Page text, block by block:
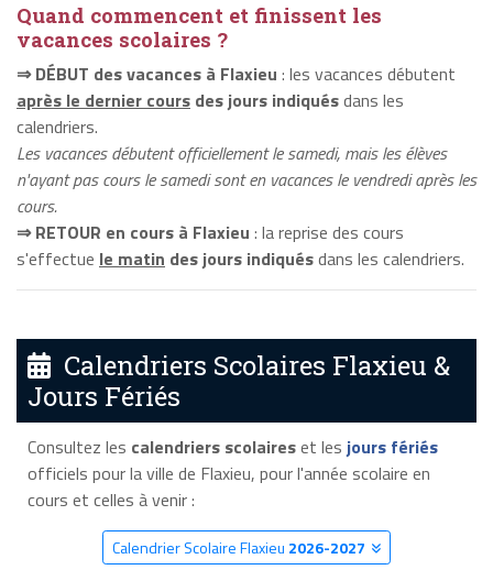
Quand commencent et finissent les
vacances scolaires ?
⇒ DÉBUT des vacances à Flaxieu : les vacances débutent
après le dernier cours des jours indiquésdans les
calendriers.
Les vacances débutent officiellement le samedi, mais les élèves
n'ayant pas cours le samedi sont en vacances le vendredi après les
cours.
⇒ RETOUR en cours à Flaxieu : la reprise des cours
s'effectue le matin des jours indiquésdans les calendriers.
Calendriers Scolaires Flaxieu &
Jours Fériés
Consultez les calendriers scolaireset les jours fériés
officiels pour la ville de Flaxieu, pour l'année scolaire en
cours et celles à venir :
Calendrier Scolaire Flaxieu 2026-2027